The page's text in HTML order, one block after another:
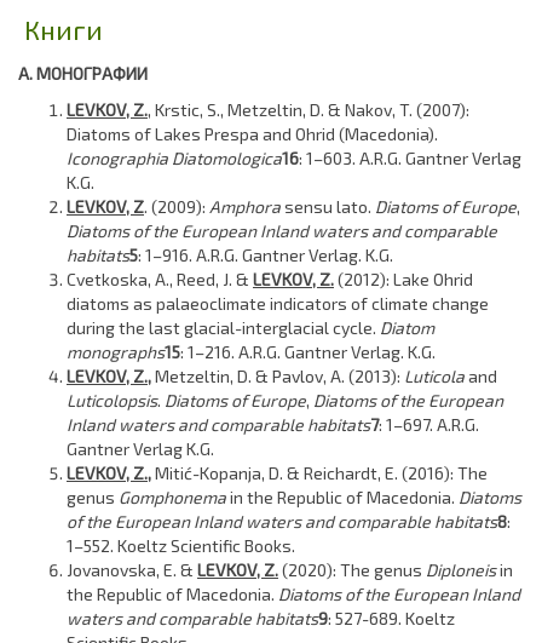
Книги
A. МОНОГРАФИИ
LEVKOV, Z., Krstic, S., Metzeltin, D. & Nakov, T. (2007):
Diatoms of Lakes Prespa and Ohrid (Macedonia).
Iconographia Diatomologica16: 1–603. A.R.G. Gantner Verlag
K.G.
LEVKOV, Z. (2009): Amphorasensu lato. Diatoms of Europe,
Diatoms of the European Inland waters and comparable
habitats5: 1–916. A.R.G. Gantner Verlag. K.G.
Cvetkoska, A., Reed, J. & LEVKOV, Z.(2012): Lake Ohrid
diatoms as palaeoclimate indicators of climate change
during the last glacial-interglacial cycle. Diatom
monographs15: 1–216. A.R.G. Gantner Verlag. K.G.
LEVKOV, Z.,Metzeltin, D. & Pavlov, A. (2013): Luticolaand
Luticolopsis. Diatoms of Europe, Diatoms of the European
Inland waters and comparable habitats7: 1–697. A.R.G.
Gantner Verlag K.G.
LEVKOV, Z.,Mitić-Kopanja, D. & Reichardt, E. (2016): The
genus Gomphonemain the Republic of Macedonia. Diatoms
of the European Inland waters and comparable habitats8:
1–552. Koeltz Scientific Books.
Jovanovska, E. & LEVKOV, Z.(2020): The genus Diploneisin
the Republic of Macedonia. Diatoms of the European Inland
waters and comparable habitats9: 527-689. Koeltz